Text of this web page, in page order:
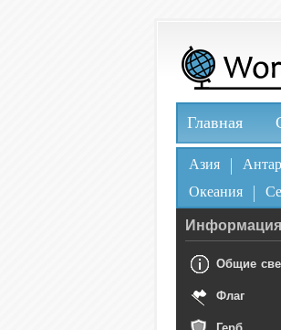
Главная
Азия
Океания
Общие
Флаг